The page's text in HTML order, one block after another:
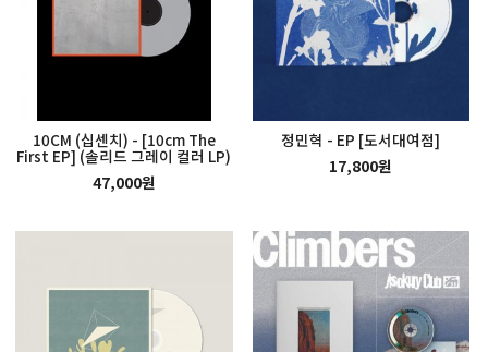
10CM (십센치) - [10cm The
First EP] (솔리드 그레이 컬러 LP)
47,000원
정민혁 - EP [도서대여점]
17,800원